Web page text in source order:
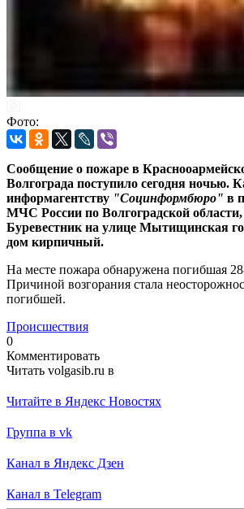
Фото:
Сообщение о пожаре в
Волгограда поступило сегодня ночью.
информагентству "Социнформбюро" в
МЧС России по Волгоградской области,
Буревестник на улице Мытищинская
дом кирпичный.
На месте пожара обнаружена погибшая
Причиной возгорания стала
погибшей.
Происшествия
0
Комментировать
Читать volgasib.ru в
Читайте в Яндекс Новостях
Группа в vk
Канал в Яндекс Дзен
Канал в Telegram